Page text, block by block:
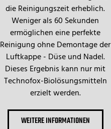
die Reinigungszeit erheblich.
Weniger als 60 Sekunden
ermöglichen eine perfekte
Reinigung ohne Demontage der
Luftkappe - Düse und Nadel.
Dieses Ergebnis kann nur mit
Technofox-Biolösungsmitteln
erzielt werden.
WEITERE INFORMATIONEN